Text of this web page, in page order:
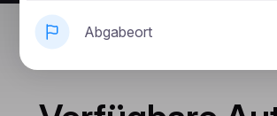
Abgabeort